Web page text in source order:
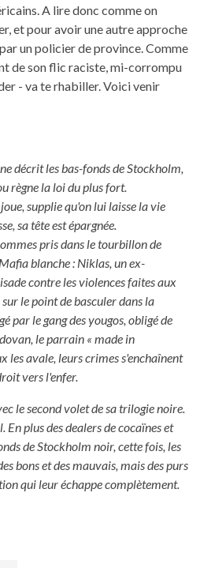
A lire donc comme on
et pour avoir une autre approche
un policier de province. Comme
de son flic raciste, mi-corrompu
- va te rhabiller. Voici venir
décrit les bas-fonds de Stockholm,
règne la loi du plus fort.
supplie qu'on lui laisse la vie
sa tête est épargnée.
pris dans le tourbillon de
blanche : Niklas, un ex-
contre les violences faites aux
le point de basculer dans la
par le gang des yougos, obligé de
le parrain « made in
les avale, leurs crimes s'enchaînent
vers l'enfer.
le second volet de sa trilogie noire.
En plus des dealers de cocaïnes et
de Stockholm noir, cette fois, les
bons et des mauvais, mais des purs
qui leur échappe complètement.